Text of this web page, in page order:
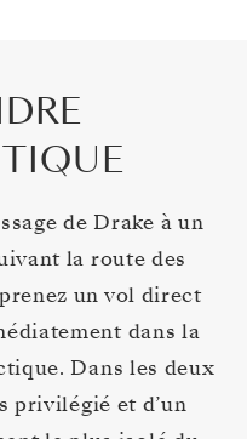
de Drake à un
la route des
un vol direct
dans la
Dans les deux
privilégié et d’un